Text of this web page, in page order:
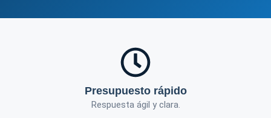
Presupuesto rápido
Respuesta ágil y clara.